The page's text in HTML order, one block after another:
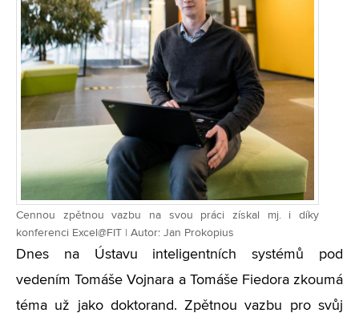
Cennou zpětnou vazbu na svou práci získal mj. i díky
konferenci Excel@FIT | Autor: Jan Prokopius
Dnes na Ústavu inteligentních systémů pod
vedením Tomáše Vojnara a Tomáše Fiedora zkoumá
téma už jako doktorand. Zpětnou vazbu pro svůj